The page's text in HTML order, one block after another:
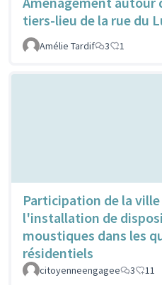
tiers-lieu de la rue du
Amélie Tardif
3 1
Participation de la ville
l'installation de
moustiques dans les
résidentiels
citoyenneengagee 3 11